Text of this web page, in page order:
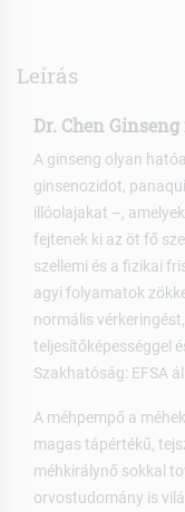
Leírás
Dr. Chen
A ginseng olyan
ginsenozidot,
illóolajakat –,
fejtenek ki az öt fő
szellemi és a fizikai
agyi folyamatok
normális
teljesítőképességgel
Szakhatóság: EFSA
A méhpempő a
magas tápértékű,
méhkirálynő sokkal
orvostudomány is